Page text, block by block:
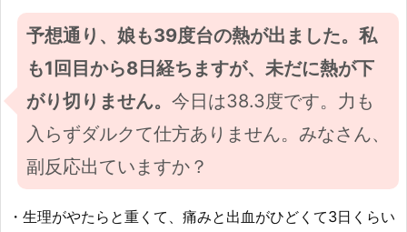
予想通り、娘も39度台の熱が出ました。私
も1回目から8日経ちますが、未だに熱が下
がり切りません。 今日は38.3度です。力も
入らずダルクて仕方ありません。みなさん、
副反応出ていますか？
・生理がやたらと重くて、痛みと出血がひどくて3日くらい